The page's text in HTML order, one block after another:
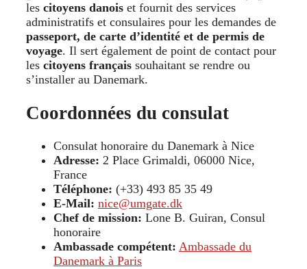
les citoyens danois et fournit des services
administratifs et consulaires pour les demandes de
passeport, de carte d’identité et de permis de
voyage. Il sert également de point de contact pour
les citoyens français souhaitant se rendre ou
s’installer au Danemark.
Coordonnées du consulat
Consulat honoraire du Danemark à Nice
Adresse: 2 Place Grimaldi, 06000 Nice,
France
Téléphone: (+33) 493 85 35 49
E-Mail: nice@umgate.dk
Chef de mission: Lone B. Guiran, Consul
honoraire
Ambassade compétent: Ambassade du
Danemark à Paris